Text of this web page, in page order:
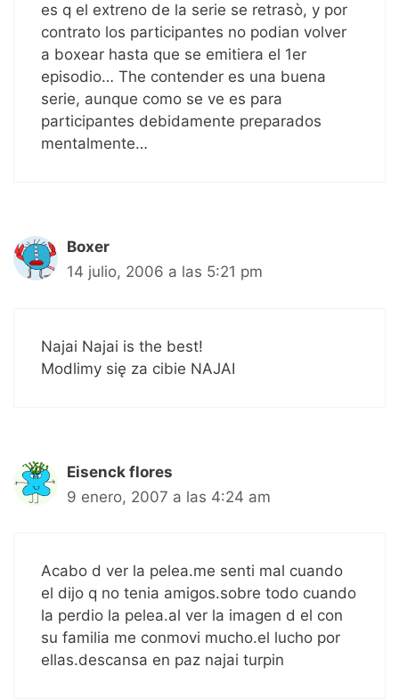
es q el extreno de la serie se retrasò, y por
contrato los participantes no podian volver
a boxear hasta que se emitiera el 1er
episodio… The contender es una buena
serie, aunque como se ve es para
participantes debidamente preparados
mentalmente…
Boxer
14 julio, 2006 a las 5:21 pm
Najai Najai is the best!
Modlimy się za cibie NAJAI
Eisenck flores
9 enero, 2007 a las 4:24 am
Acabo d ver la pelea.me senti mal cuando
el dijo q no tenia amigos.sobre todo cuando
la perdio la pelea.al ver la imagen d el con
su familia me conmovi mucho.el lucho por
ellas.descansa en paz najai turpin